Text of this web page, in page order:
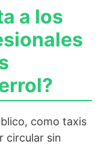
a los
como taxis
circular sin